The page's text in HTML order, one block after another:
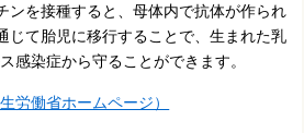
ンを接種すると、母体内で抗体が作られ
じて胎児に移行することで、生まれた乳
感染症から守ることができます。
労働省ホームページ）